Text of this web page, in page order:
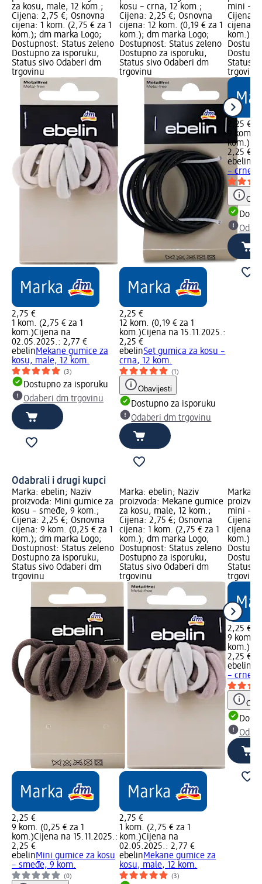
za kosu, male, 12 kom.;
Cijena: 2,75 €; Osnovna
cijena: 1 kom. (2,75 € za 1
kom.); dm marka Logo;
Dostupnost: Status zeleno
Dostupno za isporuku,
Status sivo Odaberi dm
trgovinu
2,75 €
1 kom. (2,75 € za 1
kom.)Cijena na
02.05.2025.: 2,77 €
ebelinMekane gumice za
kosu, male, 12 kom.
(3)
Dostupno za isporuku
Odaberi dm trgovinu
kosu – crna, 12 kom.;
Cijena: 2,25 €; Osnovna
cijena: 12 kom. (0,19 € za 1
kom.); dm marka Logo;
Dostupnost: Status zeleno
Dostupno za isporuku,
Status sivo Odaberi dm
trgovinu
2,25 €
12 kom. (0,19 € za 1
kom.)Cijena na 15.11.2025.:
2,25 €
ebelinSet gumica za kosu –
crna, 12 kom.
(1)
Obavijesti
Dostupno za isporuku
Odaberi dm trgovinu
mini –
Cijena:
cijena: 9
kom.);
Status
trgovinu
2,25 €
9 kom.
kom.)
2,25 €
ebelin
– crne,
Odabrali i drugi kupci
Marka: ebelin; Naziv
proizvoda: Mini gumice za
kosu – smeđe, 9 kom.;
Cijena: 2,25 €; Osnovna
cijena: 9 kom. (0,25 € za 1
kom.); dm marka Logo;
Dostupnost: Status zeleno
Dostupno za isporuku,
Status sivo Odaberi dm
trgovinu
2,25 €
9 kom. (0,25 € za 1
kom.)Cijena na 15.11.2025.:
2,25 €
ebelinMini gumice za kosu
– smeđe, 9 kom.
(0)
Marka: ebelin; Naziv
proizvoda: Mekane gumice
za kosu, male, 12 kom.;
Cijena: 2,75 €; Osnovna
cijena: 1 kom. (2,75 € za 1
kom.); dm marka Logo;
Dostupnost: Status zeleno
Dostupno za isporuku,
Status sivo Odaberi dm
trgovinu
2,75 €
1 kom. (2,75 € za 1
kom.)Cijena na
02.05.2025.: 2,77 €
ebelinMekane gumice za
kosu, male, 12 kom.
(3)
Marka:
mini –
Cijena:
cijena: 9
kom.);
Status
trgovinu
2,25 €
9 kom.
kom.)
2,25 €
ebelin
– crne,